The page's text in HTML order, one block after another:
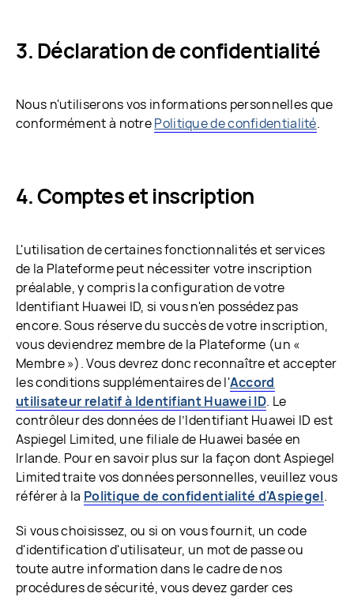
Déclaration de confidentialité
Nous n'utiliserons vos informations personnelles que
conformément à notrePolitique de confidentialité.
Comptes et inscription
L'utilisation de certaines fonctionnalités et services
de la Plateforme peut nécessiter votre inscription
préalable, y compris la configuration de votre
Identifiant Huawei ID, si vous n'en possédez pas
encore. Sous réserve du succès de votre inscription,
vous deviendrez membre de la Plateforme (un «
Membre »). Vous devrez donc reconnaître et accepter
les conditions supplémentaires de l'Accord
utilisateur relatif à Identifiant Huawei ID. Le
contrôleur des données de l’Identifiant Huawei ID est
Aspiegel Limited, une filiale de Huawei basée en
Irlande. Pour en savoir plus sur la façon dont Aspiegel
Limited traite vos données personnelles, veuillez vous
référer à la Politique de confidentialité d'Aspiegel.
Si vous choisissez, ou si on vous fournit, un code
d'identification d'utilisateur, un mot de passe ou
toute autre information dans le cadre de nos
procédures de sécurité, vous devez garder ces